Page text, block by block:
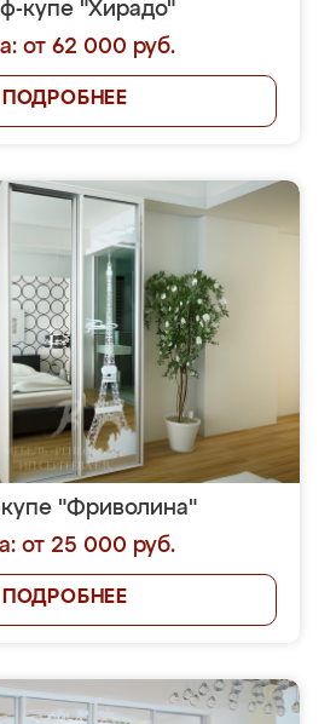
купе "Хирадо"
от 62 000 руб.
ПОДРОБНЕЕ
"Фриволина"
от 25 000 руб.
ПОДРОБНЕЕ